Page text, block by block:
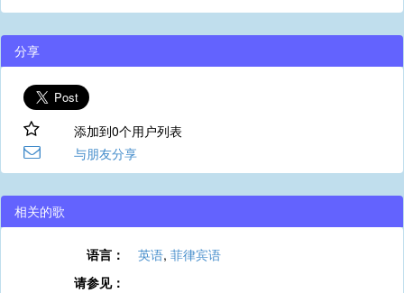
分享
添加到0个用户列表
与朋友分享
相关的歌
语言： 英语, 菲律宾语
请参见：